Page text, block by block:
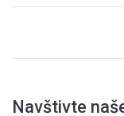
Navštivte